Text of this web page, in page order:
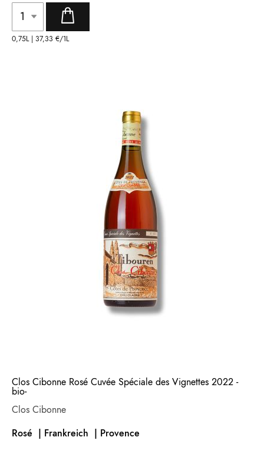
0,75L | 37,33 €/1L
Clos Cibonne Rosé Cuvée Spéciale des Vignettes 2022 -
bio-
Clos Cibonne
Rosé | Frankreich | Provence